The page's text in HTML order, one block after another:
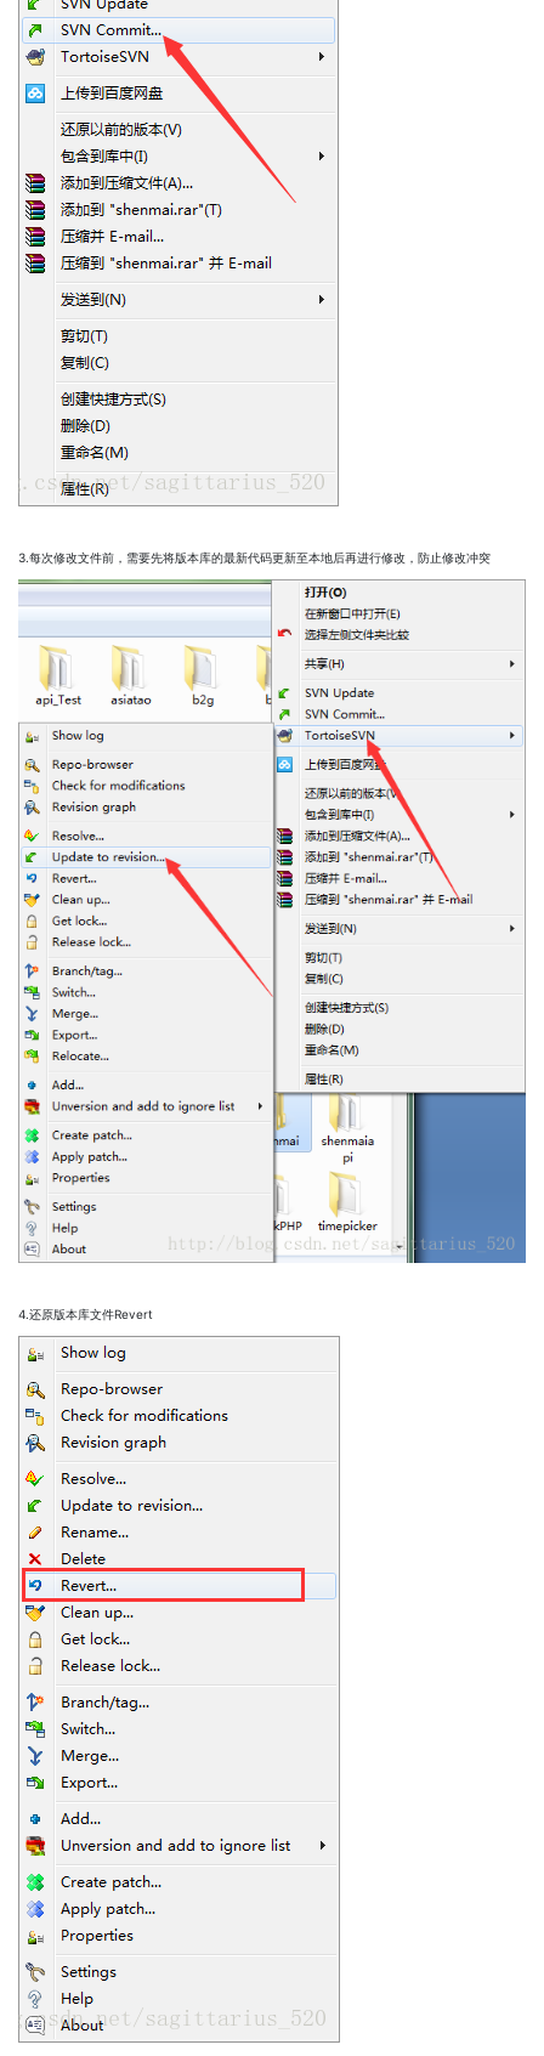
3.每次修改文件前，需要先将版本库的最新代码更新至本地后再进行修改，防止修改冲突
4.还原版本库文件Revert